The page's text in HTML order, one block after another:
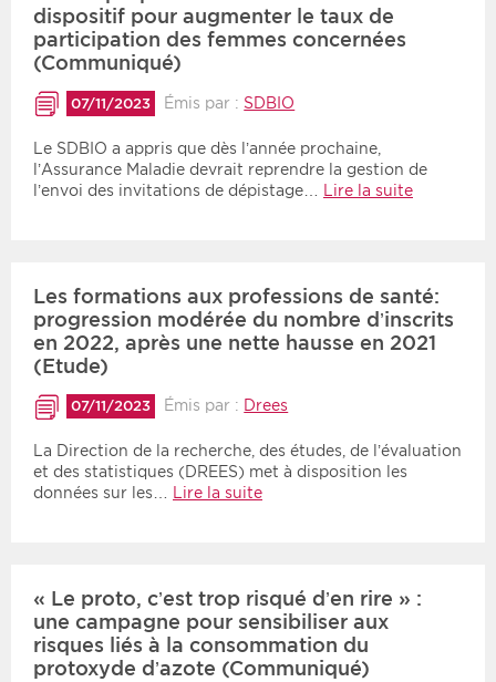
dispositif pour augmenter le taux de
participation des femmes concernées
(Communiqué)
07/11/2023 Émis par : SDBIO
Le SDBIO a appris que dès l’année prochaine,
l’Assurance Maladie devrait reprendre la gestion de
l’envoi des invitations de dépistage… Lire la suite
Les formations aux professions de santé:
progression modérée du nombre d’inscrits
en 2022, après une nette hausse en 2021
(Etude)
07/11/2023 Émis par : Drees
La Direction de la recherche, des études, de l’évaluation
et des statistiques (DREES) met à disposition les
données sur les…
Lire la suite
« Le proto, c’est trop risqué d’en rire » :
une campagne pour sensibiliser aux
risques liés à la consommation du
protoxyde d’azote (Communiqué)